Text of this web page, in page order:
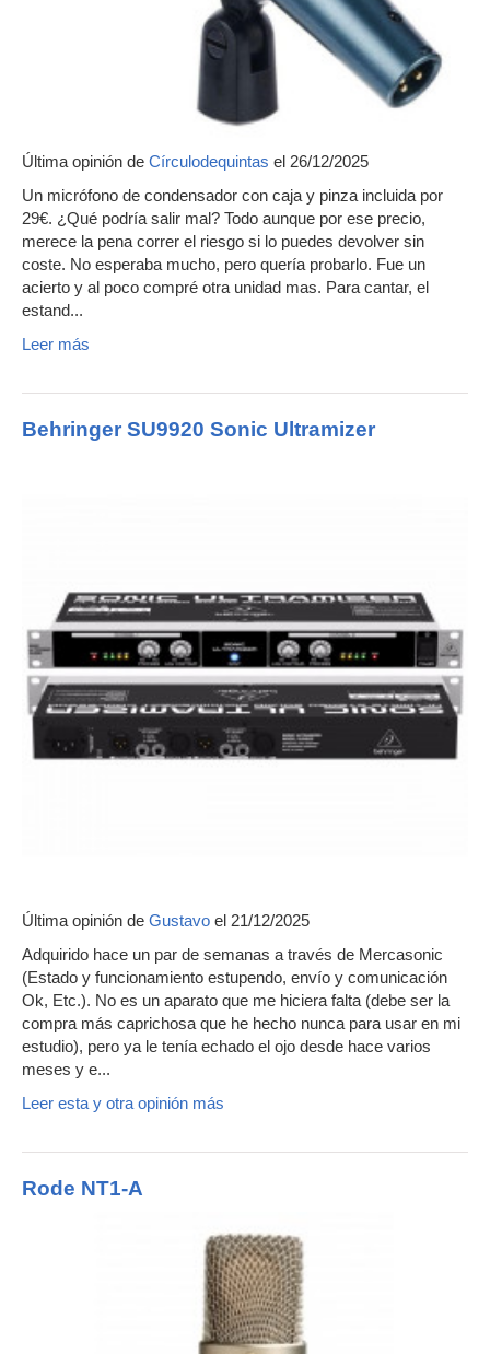
Última opinión de Círculodequintas el 26/12/2025
Un micrófono de condensador con caja y pinza incluida por
29€. ¿Qué podría salir mal? Todo aunque por ese precio,
merece la pena correr el riesgo si lo puedes devolver sin
coste. No esperaba mucho, pero quería probarlo. Fue un
acierto y al poco compré otra unidad mas. Para cantar, el
estand...
Leer más
Behringer SU9920 Sonic Ultramizer
Última opinión de Gustavo el 21/12/2025
Adquirido hace un par de semanas a través de Mercasonic
(Estado y funcionamiento estupendo, envío y comunicación
Ok, Etc.). No es un aparato que me hiciera falta (debe ser la
compra más caprichosa que he hecho nunca para usar en mi
estudio), pero ya le tenía echado el ojo desde hace varios
meses y e...
Leer esta y otra opinión más
Rode NT1-A